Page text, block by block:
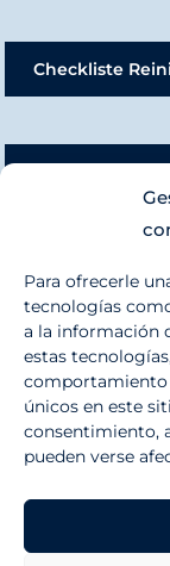
Para ofrecerle
tecnologías
a la información
estas
comportamiento
únicos en este
consentimiento,
pueden verse
Checkliste
Info BAB
PÓNGASE